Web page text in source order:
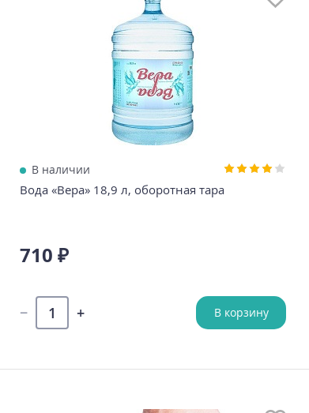
В наличии
Вода «Вера» 18,9 л, оборотная тара
710 ₽
В корзину